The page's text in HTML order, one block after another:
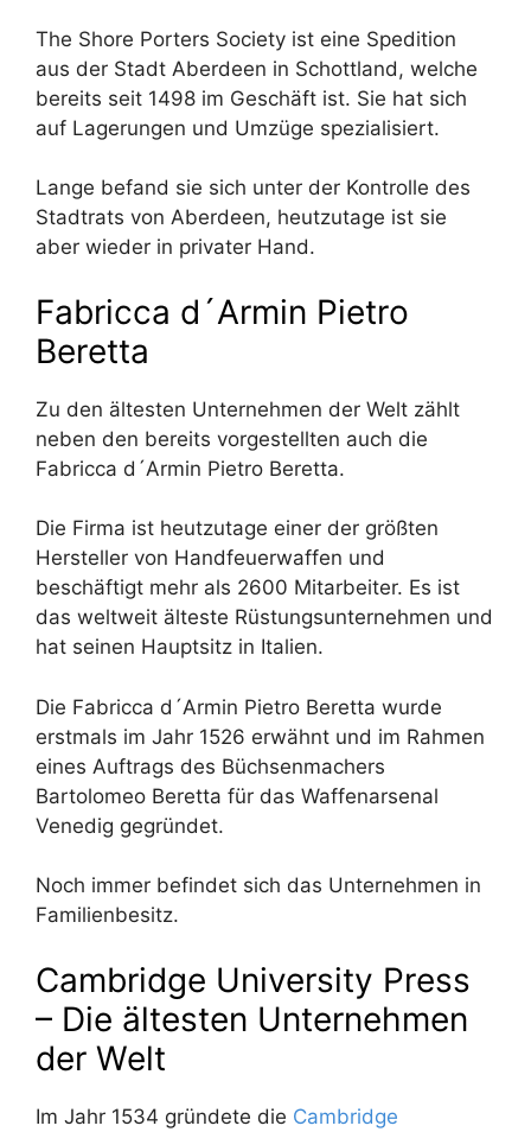
The Shore Porters Society ist eine Spedition
aus der Stadt Aberdeen in Schottland, welche
bereits seit 1498 im Geschäft ist. Sie hat sich
auf Lagerungen und Umzüge spezialisiert.
Lange befand sie sich unter der Kontrolle des
Stadtrats von Aberdeen, heutzutage ist sie
aber wieder in privater Hand.
Fabricca d´Armin Pietro
Beretta
Zu den ältesten Unternehmen der Welt zählt
neben den bereits vorgestellten auch die
Fabricca d´Armin Pietro Beretta.
Die Firma ist heutzutage einer der größten
Hersteller von Handfeuerwaffen und
beschäftigt mehr als 2600 Mitarbeiter. Es ist
das weltweit älteste Rüstungsunternehmen und
hat seinen Hauptsitz in Italien.
Die Fabricca d´Armin Pietro Beretta wurde
erstmals im Jahr 1526 erwähnt und im Rahmen
eines Auftrags des Büchsenmachers
Bartolomeo Beretta für das Waffenarsenal
Venedig gegründet.
Noch immer befindet sich das Unternehmen in
Familienbesitz.
Cambridge University Press
– Die ältesten Unternehmen
der Welt
Im Jahr 1534 gründete die Cambridge